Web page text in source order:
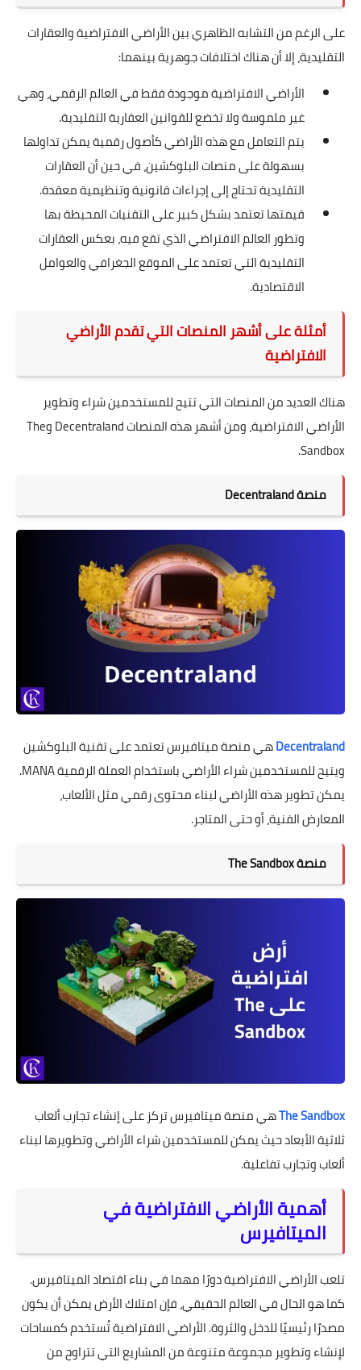
على الرغم من التشابه الظاهري بين الأراضي الافتراضية والعقارات
التقليدية، إلا أن هناك اختلافات جوهرية بينهما:
الأراضي الافتراضية موجودة فقط في العالم الرقمي، وهي
غير ملموسة ولا تخضع للقوانين العقارية التقليدية.
يتم التعامل مع هذه الأراضي كأصول رقمية يمكن تداولها
بسهولة على منصات البلوكشين، في حين أن العقارات
التقليدية تحتاج إلى إجراءات قانونية وتنظيمية معقدة.
قيمتها تعتمد بشكل كبير على التقنيات المحيطة بها
وتطور العالم الافتراضي الذي تقع فيه، بعكس العقارات
التقليدية التي تعتمد على الموقع الجغرافي والعوامل
الاقتصادية.
أمثلة على أشهر المنصات التي تقدم الأراضي
الافتراضية
هناك العديد من المنصات التي تتيح للمستخدمين شراء وتطوير
الأراضي الافتراضية، ومن أشهر هذه المنصات Decentraland وThe
Sandbox.
منصة Decentraland
Decentralandهي منصة ميتافيرس تعتمد على تقنية البلوكشين
ويتيح للمستخدمين شراء الأراضي باستخدام العملة الرقمية MANA.
يمكن تطوير هذه الأراضي لبناء محتوى رقمي مثل الألعاب،
المعارض الفنية، أو حتى المتاجر.
منصة The Sandbox
The Sandboxهي منصة ميتافيرس تركز على إنشاء تجارب ألعاب
ثلاثية الأبعاد حيث يمكن للمستخدمين شراء الأراضي وتطويرها لبناء
ألعاب وتجارب تفاعلية.
أهمية الأراضي الافتراضية في
الميتافيرس
تلعب الأراضي الافتراضية دورًا مهما في بناء اقتصاد الميتافيرس.
كما هو الحال في العالم الحقيقي، فإن امتلاك الأرض يمكن أن يكون
مصدرًا رئيسيًا للدخل والثروة. الأراضي الافتراضية تُستخدم كمساحات
لإنشاء وتطوير مجموعة متنوعة من المشاريع التي تتراوح من